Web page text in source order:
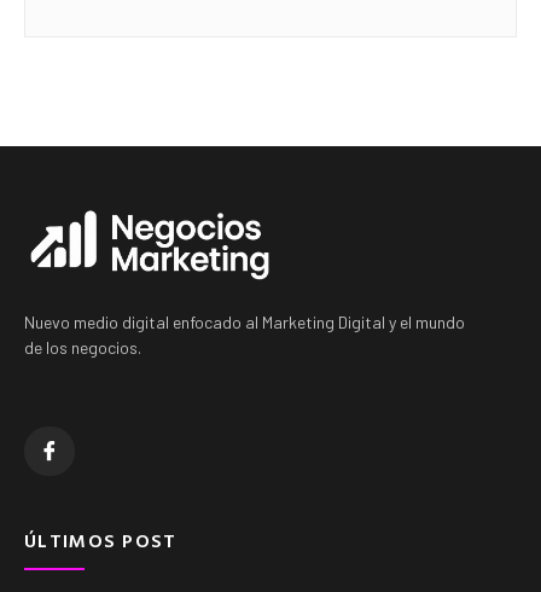
Nuevo medio digital enfocado al Marketing Digital y el mundo
de los negocios.
ÚLTIMOS POST